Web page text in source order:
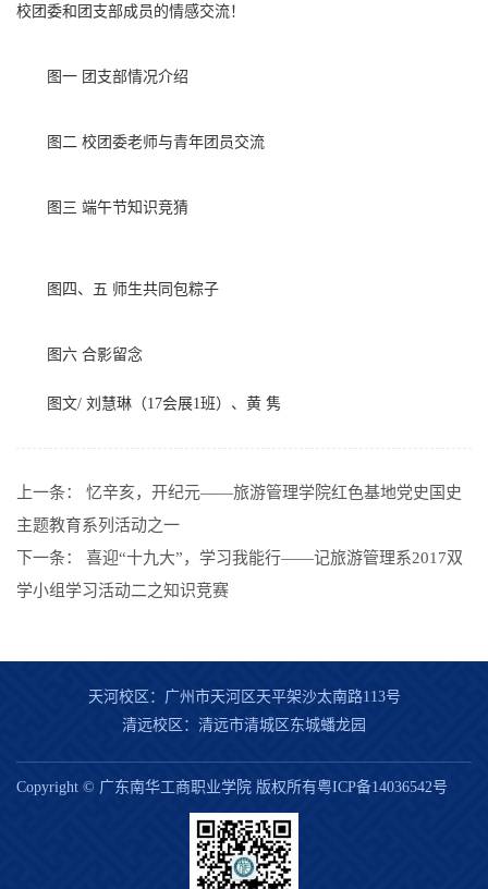
校团委和团支部成员的情感交流！
图一 团支部情况介绍
图二 校团委老师与青年团员交流
图三 端午节知识竞猜
图四、五 师生共同包粽子
图六 合影留念
图文/ 刘慧琳（17会展1班）、黄 隽
上一条： 忆辛亥，开纪元——旅游管理学院红色基地党史国史
主题教育系列活动之一
下一条： 喜迎“十九大”，学习我能行——记旅游管理系2017双
学小组学习活动二之知识竞赛
天河校区：广州市天河区天平架沙太南路113号
清远校区：清远市清城区东城蟠龙园
Copyright © 广东南华工商职业学院 版权所有粤ICP备14036542号